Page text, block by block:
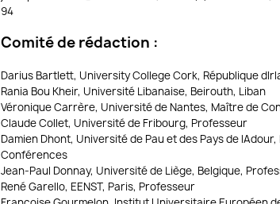
94
Comité de rédaction :
Darius Bartlett, University College Cork, République
Rania Bou Kheir, Université Libanaise, Beirouth, Liban
Véronique Carrère, Université de Nantes, Maître de
Claude Collet, Université de Fribourg, Professeur
Damien Dhont, Université de Pau et des Pays de
Conférences
Jean-Paul Donnay, Université de Liège, Belgique,
René Garello, EENST, Paris, Professeur